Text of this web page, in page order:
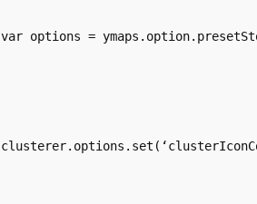
var options =